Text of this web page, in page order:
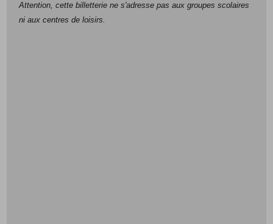
Attention, cette billetterie ne s'adresse pas aux groupes scolaires
ni aux centres de loisirs.